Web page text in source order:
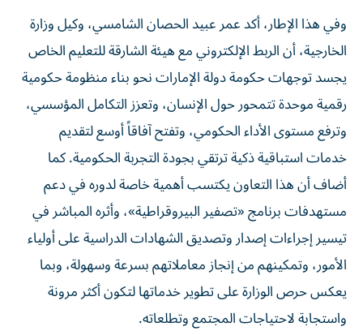
وفي هذا الإطار، أكد عمر عبيد الحصان الشامسي، وكيل وزارة
الخارجية، أن الربط الإلكتروني مع هيئة الشارقة للتعليم الخاص
يجسد توجهات حكومة دولة الإمارات نحو بناء منظومة حكومية
رقمية موحدة تتمحور حول الإنسان، وتعزز التكامل المؤسسي،
وترفع مستوى الأداء الحكومي، وتفتح آفاقاً أوسع لتقديم
خدمات استباقية ذكية ترتقي بجودة التجربة الحكومية. كما
أضاف أن هذا التعاون يكتسب أهمية خاصة لدوره في دعم
مستهدفات برنامج «تصفير البيروقراطية»، وأثره المباشر في
تيسير إجراءات إصدار وتصديق الشهادات الدراسية على أولياء
الأمور، وتمكينهم من إنجاز معاملاتهم بسرعة وسهولة، وبما
يعكس حرص الوزارة على تطوير خدماتها لتكون أكثر مرونة
واستجابة لاحتياجات المجتمع وتطلعاته.